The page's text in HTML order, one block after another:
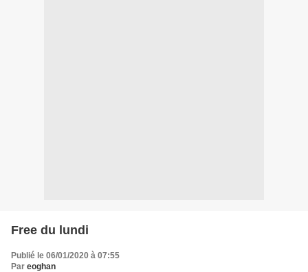
Free du lundi
Publié le 06/01/2020 à 07:55
Par eoghan